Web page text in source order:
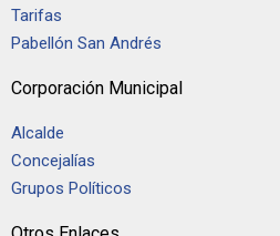
Tarifas
Pabellón San Andrés
Corporación Municipal
Alcalde
Concejalías
Grupos Políticos